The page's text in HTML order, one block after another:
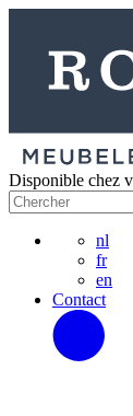
Disponible chez
nl
fr
en
Contact